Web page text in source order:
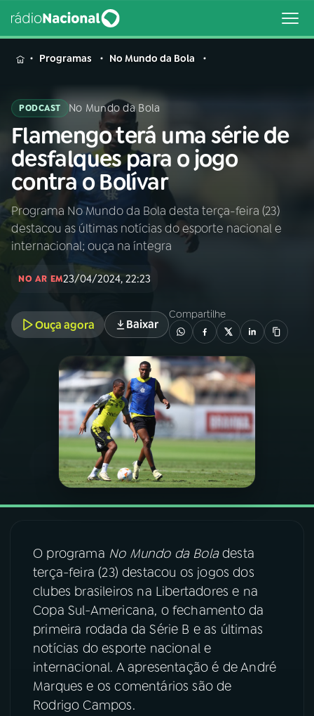
MENU
Buscar
na
Rádio
Nacional
Buscar
AO VIVO
INÍCIO
PROGRAMAS
PODCASTS
VIDEOCASTS
08FESTIVAL DE MÚSICA
ACOMPANHE A RÁDIO NACIONAL
YouTube Facebook
Instagram X
Programas No Mundo da Bola
PODCAST No Mundo da Bola
Flamengo terá uma série de
desfalques para o jogo
contra o Bolívar
Programa No Mundo da Bola desta terça-feira (23)
destacou as últimas notícias do esporte nacional e
internacional; ouça na íntegra
NO AR EM23/04/2024, 22:23
Ouça agora Baixar
Compartilhe
O programa No Mundo da Boladesta
terça-feira (23) destacou os jogos dos
clubes brasileiros na Libertadores e na
Copa Sul-Americana, o fechamento da
primeira rodada da Série B e as últimas
notícias do esporte nacional e
internacional. A apresentação é de André
Marques e os comentários são de
Rodrigo Campos.